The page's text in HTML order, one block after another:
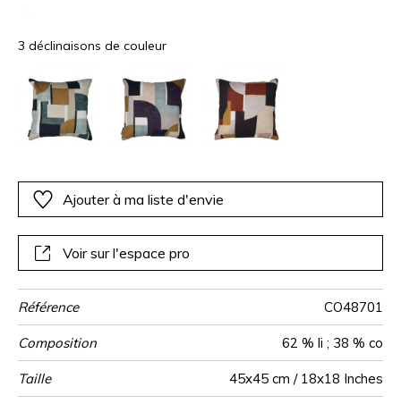
3 déclinaisons de couleur
Ajouter à ma liste d'envie
Voir sur l'espace pro
Référence CO48701
Composition 62 % li ; 38 % co
Taille 45x45 cm / 18x18 Inches